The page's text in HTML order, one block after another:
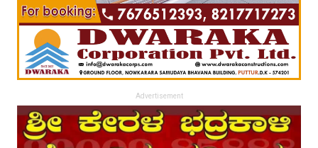
Advertisement